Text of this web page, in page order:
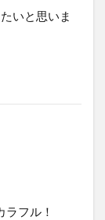
いと思いま
フル！